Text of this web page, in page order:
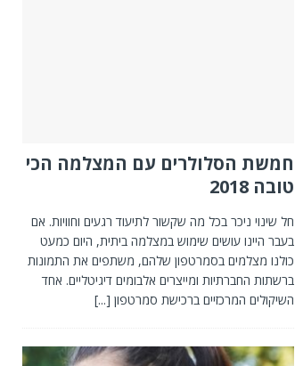
חמשת הסלולרים עם המצלמה הכי
טובה 2018
חל שינוי ניכר בכל מה שקשור לתיעוד רגעים וחוויות. אם
בעבר היינו עושים שימוש במצלמה ביתית, היום כמעט
כולנו מצלמים בסמרטפון שלהם, משתפים את התמונות
ברשתות החברתיות ומייצרים אלבומים דיגיטליים. אחד
השיקולים המרכזיים ברכישת סמרטפון [...]